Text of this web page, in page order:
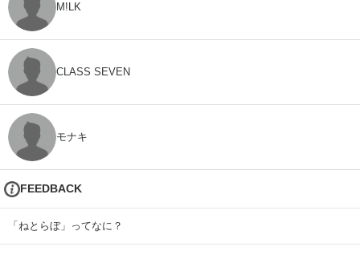
M!LK
CLASS SEVEN
モナキ
FEEDBACK
「ねとらぼ」ってなに？